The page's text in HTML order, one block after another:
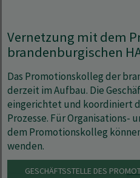
Vernetzung mit dem
brandenburgischen
Das Promotionskolleg der
derzeit im Aufbau. Die
eingerichtet und koordiniert
Prozesse. Für Organisations-
dem Promotionskolleg
wenden.
GESCHÄFTSSTELLE DES